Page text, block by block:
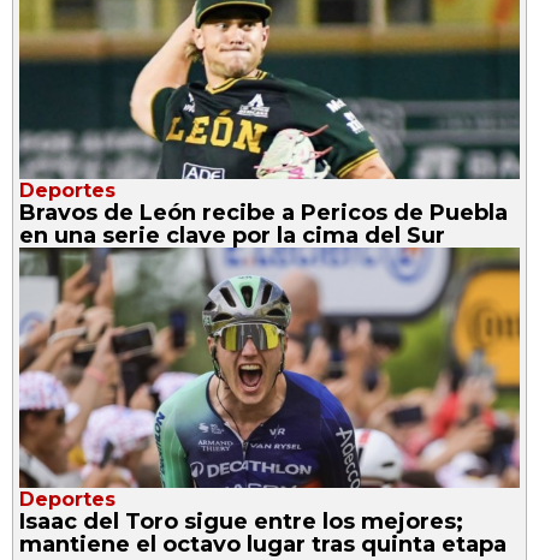
Deportes
Bravos de León recibe a Pericos de Puebla
en una serie clave por la cima del Sur
Deportes
Isaac del Toro sigue entre los mejores;
mantiene el octavo lugar tras quinta etapa